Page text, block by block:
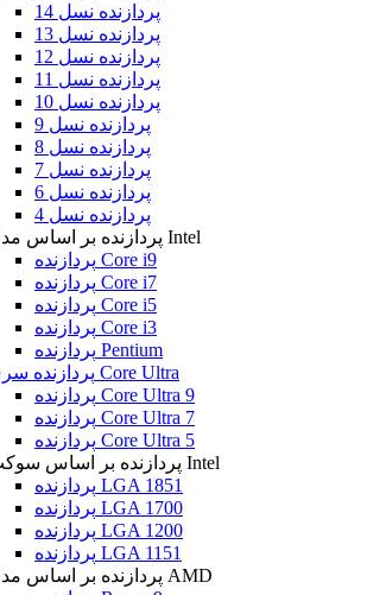
پردازنده نسل 14
پردازنده نسل 13
پردازنده نسل 12
پردازنده نسل 11
پردازنده نسل 10
پردازنده نسل 9
پردازنده نسل 8
پردازنده نسل 7
پردازنده نسل 6
پردازنده نسل 4
پردازنده بر اساس مدل Intel
پردازنده Core i9
پردازنده Core i7
پردازنده Core i5
پردازنده Core i3
پردازنده Pentium
پردازنده سری Core Ultra
پردازنده Core Ultra 9
پردازنده Core Ultra 7
پردازنده Core Ultra 5
پردازنده بر اساس سوکت Intel
پردازنده LGA 1851
پردازنده LGA 1700
پردازنده LGA 1200
پردازنده LGA 1151
پردازنده بر اساس مدل AMD